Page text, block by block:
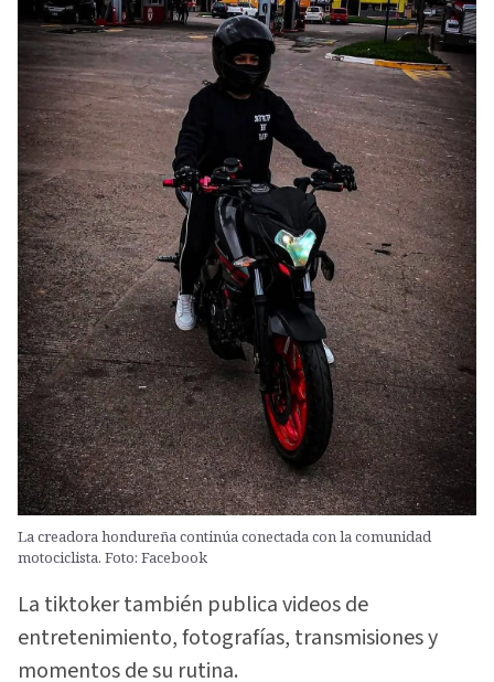
La creadora hondureña continúa conectada con la comunidad
motociclista. Foto: Facebook
La tiktoker también publica videos de
entretenimiento, fotografías, transmisiones y
momentos de su rutina.